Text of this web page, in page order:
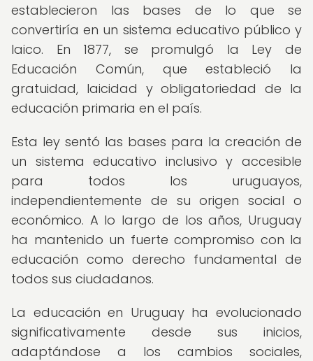
establecieron las bases de lo que se
convertiría en un sistema educativo público y
laico. En 1877, se promulgó la Ley de
Educación Común, que estableció la
gratuidad, laicidad y obligatoriedad de la
educación primaria en el país.
Esta ley sentó las bases para la creación de
un sistema educativo inclusivo y accesible
para todos los uruguayos,
independientemente de su origen social o
económico. A lo largo de los años, Uruguay
ha mantenido un fuerte compromiso con la
educación como derecho fundamental de
todos sus ciudadanos.
La educación en Uruguay ha evolucionado
significativamente desde sus inicios,
adaptándose a los cambios sociales,